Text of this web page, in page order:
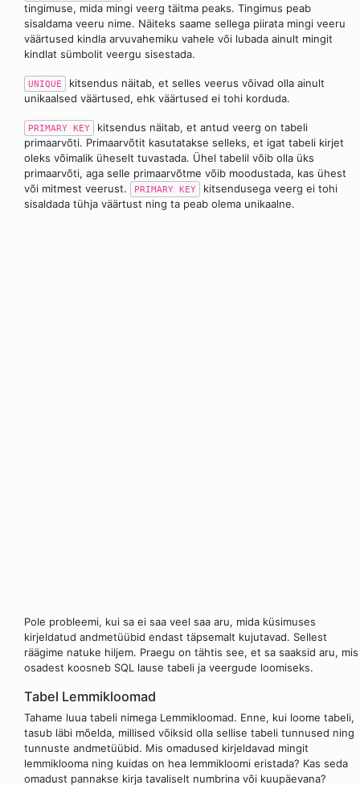
tingimuse, mida mingi veerg täitma peaks. Tingimus peab
sisaldama veeru nime. Näiteks saame sellega piirata mingi veeru
väärtused kindla arvuvahemiku vahele või lubada ainult mingit
kindlat sümbolit veergu sisestada.
UNIQUE
kitsendus näitab, et selles veerus võivad olla ainult
unikaalsed väärtused, ehk väärtused ei tohi korduda.
PRIMARY KEY
kitsendus näitab, et antud veerg on tabeli
primaarvõti. Primaarvõtit kasutatakse selleks, et igat tabeli kirjet
oleks võimalik üheselt tuvastada. Ühel tabelil võib olla üks
primaarvõti, aga selle primaarvõtme võib moodustada, kas ühest
või mitmest veerust.
PRIMARY KEY
kitsendusega veerg ei tohi
sisaldada tühja väärtust ning ta peab olema unikaalne.
Pole probleemi, kui sa ei saa veel saa aru, mida küsimuses
kirjeldatud andmetüübid endast täpsemalt kujutavad. Sellest
räägime natuke hiljem. Praegu on tähtis see, et sa saaksid aru, mis
osadest koosneb SQL lause tabeli ja veergude loomiseks.
Tabel Lemmikloomad
Tahame luua tabeli nimega Lemmikloomad. Enne, kui loome tabeli,
tasub läbi mõelda, millised võiksid olla sellise tabeli tunnused ning
tunnuste andmetüübid. Mis omadused kirjeldavad mingit
lemmiklooma ning kuidas on hea lemmikloomi eristada? Kas seda
omadust pannakse kirja tavaliselt numbrina või kuupäevana?